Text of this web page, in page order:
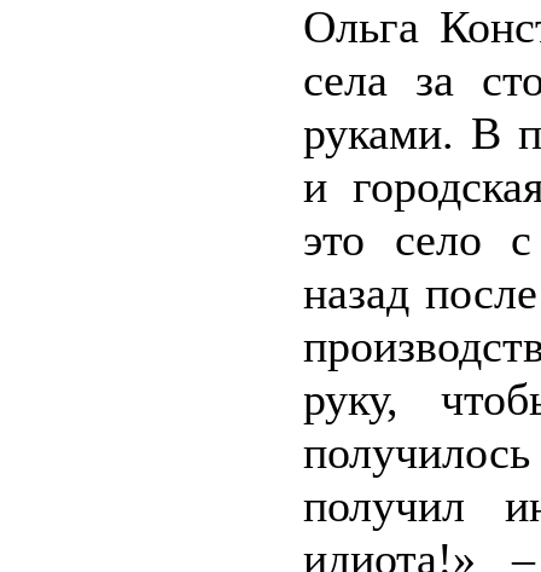
Ольга
села за
руками. В
и
это село
назад
руку,
получил
идиота!»